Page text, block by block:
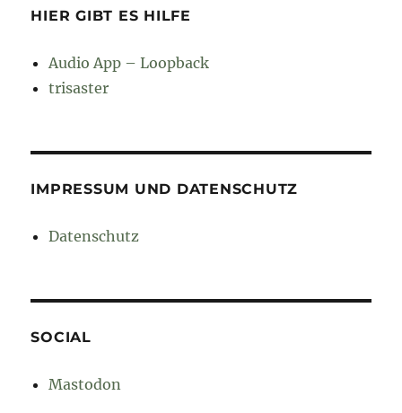
HIER GIBT ES HILFE
Audio App – Loopback
trisaster
IMPRESSUM UND DATENSCHUTZ
Datenschutz
SOCIAL
Mastodon